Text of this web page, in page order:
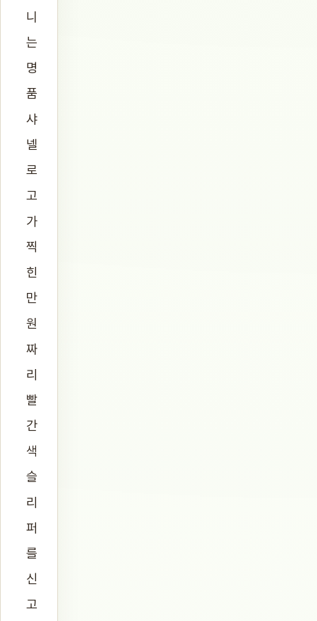
니
는
명
품
샤
넬
로
고
가
찍
힌
만
원
짜
리
빨
간
색
슬
리
퍼
를
신
고